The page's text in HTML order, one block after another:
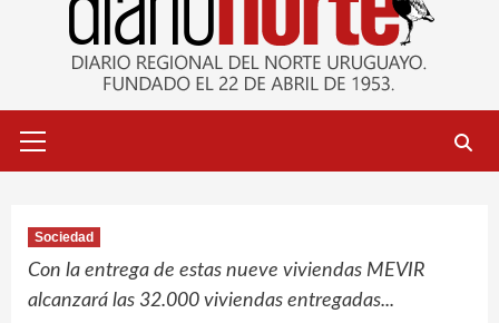
primario
Sociedad
Con la entrega de estas nueve viviendas MEVIR
alcanzará las 32.000 viviendas entregadas...